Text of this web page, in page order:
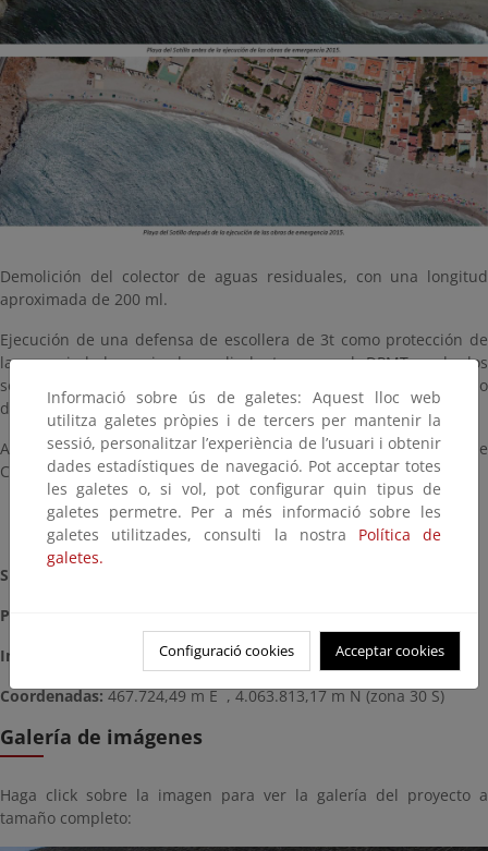
Demolición del colector de aguas residuales, con una longitud
aproximada de 200 ml.
Ejecución de una defensa de escollera de 3t como protección de
las propiedades privadas colindantes con el DPMT y de los
servicios existentes, defendiendo el núcleo urbano en su extremo
de poniente, con un volumen total de 2000 t.
Aportación de 10.000 m3 de arena procedente de la rambla de
Castell.
Situación:
Plazo
Inversión
: 80.000,00 €
Coordenadas:467.724,49m E , 4.063.813,17 m N (zona 30 S)
Galería de imágenes
Haga click sobre la imagen para ver la galería del proyecto a
tamaño completo:
Informació sobre ús de galetes: Aquest lloc web
utilitza galetes pròpies i de tercers per mantenir la
sessió, personalitzar l’experiència de l’usuari i obtenir
dades estadístiques de navegació. Pot acceptar totes
les galetes o, si vol, pot configurar quin tipus de
galetes permetre. Per a més informació sobre les
galetes utilitzades, consulti la nostra Política de
galetes.
Configuració cookies Acceptar cookies